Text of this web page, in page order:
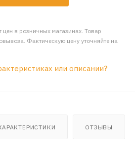
цен в розничных магазинах. Товар
Фактическую цену уточняйте на
или описании?
ОТЗЫВЫ